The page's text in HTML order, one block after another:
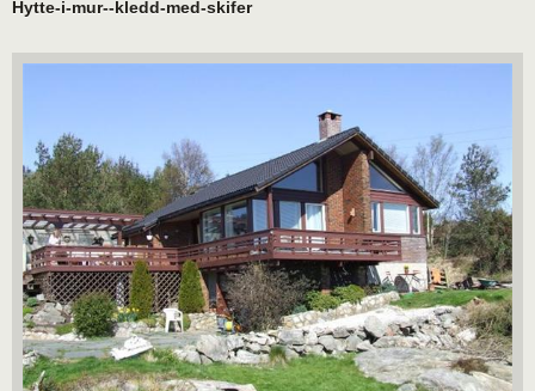
Hytte-i-mur--kledd-med-skifer